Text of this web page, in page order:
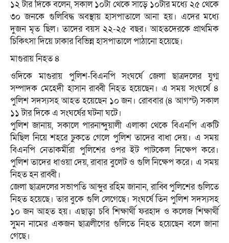
১২ টার দিকে বলেন, সকাল ১০টা থেকে সাড়ে ১০টার মধ্যে ২৫ থেকে
৩০ জনকে গুলিবিদ্ধ অবস্থায় হাসপাতালে আনা হয়। এদের মধ্যে
দুজন মৃত ছিল। তাদের বয়স ২২-২৫ বছর। আহতদেরকে প্রাথমিক
চিকিৎসা দিয়ে ঢাকার বিভিন্ন হাসপাতালে পাঠানো হয়েছে।
মাগুরায় নিহত ৪
ওদিকে মাগুরায় পুলিশ-বিএনপি সংঘর্ষে জেলা ছাত্রদলের যুগ্ম
সম্পাদক মেহেদী হাসান রাব্বী নিহত হয়েছেন। এ সময় সংঘর্ষে ৪
পুলিশ সদস্যসহ আহত হয়েছেন ১০ জন। রোববার (৪ আগস্ট) সকাল
১১ টার দিকে এ সংঘর্ষের ঘটনা ঘটে।
পুলিশ জানায়, সকালে পারনান্দুয়ালী এলাকা থেকে বিএনপি একটি
মিছিল নিয়ে শহরে ঢুকতে গেলে পুলিশ তাদের বাধা দেয়। এ সময়
বিএনপি নেতাকর্মীরা পুলিশের ওপর ইট পাটকেল নিক্ষেপ করে।
পুলিশ তাদের ধাওয়া দেয়, রাবার বুলেট ও গুলি নিক্ষেপ করে। এ সময়
নিহত হন রাব্বী।
জেলা ছাত্রদলের সভাপতি আব্দুর রহিম জানান, রাব্বি পুলিশের গুলিতে
নিহত হয়েছে। তার বুকে গুলি লেগেছে। সংঘর্ষে তিন পুলিশ সদস্যসহ
১০ জন আহত হয়। এছাড়া চবি শিক্ষার্থী ফরহাদ ও কলেজ শিক্ষার্থী
সুমন নামের একজন ছাত্রলীগের গুলিতে নিহত হয়েছেন বলে জানা
গেছে।